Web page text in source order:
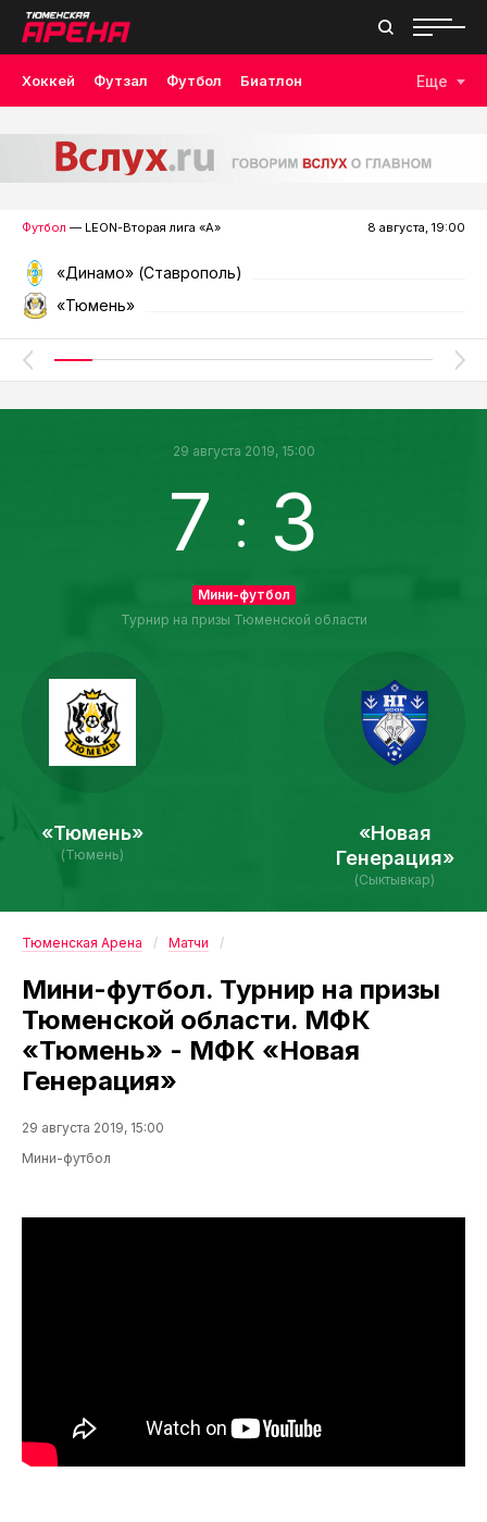
Хоккей Футзал Футбол Биатлон Еще
Футбол — LEON-Вторая лига «А» 8 августа, 19:00
«Динамо» (Ставрополь)
«Тюмень»
«Тюмень»
(Тюмень)
29 августа 2019, 15:00
7 : 3
Мини-футбол
Турнир на призы Тюменской области
«Новая
Генерация»
(Сыктывкар)
Тюменская Арена Матчи
Мини-футбол. Турнир на призы
Тюменской области. МФК
«Тюмень» - МФК «Новая
Генерация»
29 августа 2019, 15:00
Мини-футбол